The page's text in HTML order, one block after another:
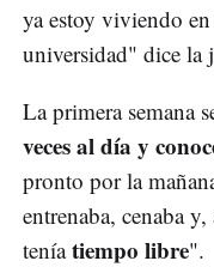
ya estoy viviendo
universidad" dice la
La primera semana
veces al día y
pronto por la
entrenaba, cenaba
teníatiempo libre".